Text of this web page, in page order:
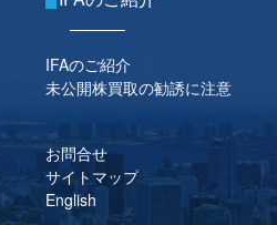
IFAのご紹介
未公開株買取の勧誘に注意
お問合せ
サイトマップ
English